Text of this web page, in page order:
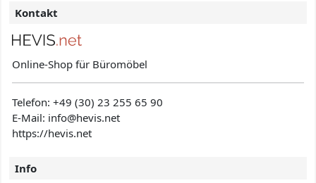
Kontakt
Online-Shop für Büromöbel
Telefon:+49 (30) 23 255 65 90
E-Mail: info@hevis.net
https://hevis.net
Info